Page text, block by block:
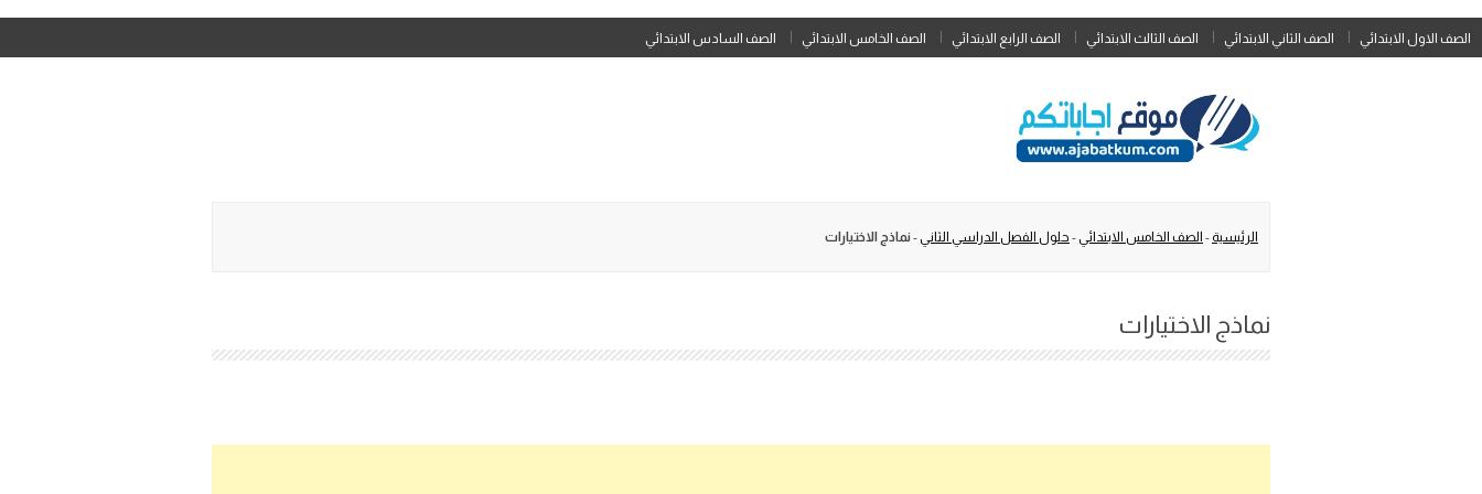
Skip
to
الصف الاول الابتدائي الصف الثاني الابتدائي الصف الثالث الابتدائي الصف الرابع الابتدائي الصف الخامس الابتدائي الصف السادس الابتدائي
الرئيسية - الصف الخامس الابتدائي - حلول الفصل الدراسي الثاني -نماذج الاختيارات
نماذج الاختيارات